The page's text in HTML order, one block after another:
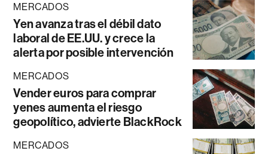
MERCADOS
Yen avanza tras el débil dato
laboral de EE.UU. y crece la
alerta por posible intervención
MERCADOS
Vender euros para comprar
yenes aumenta el riesgo
geopolítico, advierte BlackRock
MERCADOS